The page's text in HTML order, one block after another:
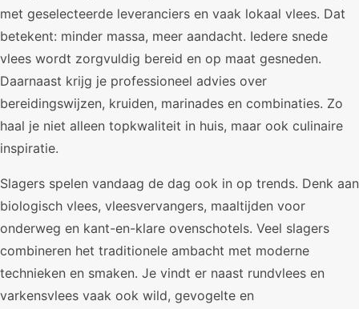
met geselecteerde leveranciers en vaak lokaal vlees. Dat
betekent: minder massa, meer aandacht. Iedere snede
vlees wordt zorgvuldig bereid en op maat gesneden.
Daarnaast krijg je professioneel advies over
bereidingswijzen, kruiden, marinades en combinaties. Zo
haal je niet alleen topkwaliteit in huis, maar ook culinaire
inspiratie.
Slagers spelen vandaag de dag ook in op trends. Denk aan
biologisch vlees, vleesvervangers, maaltijden voor
onderweg en kant-en-klare ovenschotels. Veel slagers
combineren het traditionele ambacht met moderne
technieken en smaken. Je vindt er naast rundvlees en
varkensvlees vaak ook wild, gevogelte en